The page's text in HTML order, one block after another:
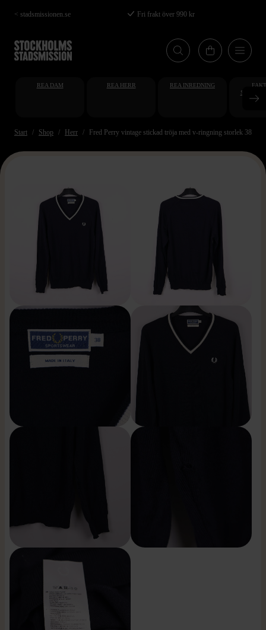
Hoppa
till
huvudinnehåll
< stadsmissionen.se Fri frakt över 990 kr
REA DAM REA HERR REA INREDNING
Start Shop Herr Fred Perry vintage stickad tröja med v-ringning storlek 38